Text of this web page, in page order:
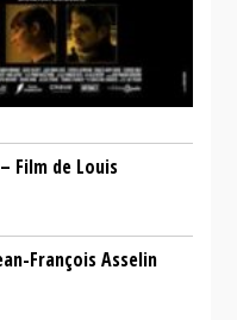
Film de Louis
François Asselin